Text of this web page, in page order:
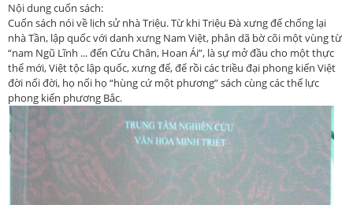
Nội dung cuốn sách:
Cuốn sách nói về lịch sử nhà Triệu. Từ khi Triệu Đà xưng đế chống lại
nhà Tần, lập quốc với danh xưng Nam Việt, phân dã bờ cõi một vùng từ
“nam Ngũ Lĩnh ... đến Cửu Chân, Hoan Ái”, là sự mở đầu cho một thực
thể mới, Việt tộc lập quốc, xưng đế, để rồi các triều đại phong kiến Việt
đời nối đời, họ nối họ “hùng cứ một phương” sách cùng các thế lực
phong kiến phương Bắc.